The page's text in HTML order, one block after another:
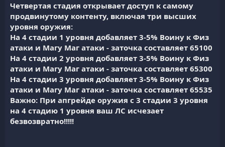
Четвертая стадия открывает доступ к самому
продвинутому контенту, включая три высших
уровня оружия:
На 4 стадии 1 уровня добавляет 3-5% Воину к Физ
атаки и Магу Маг атаки - заточка составляет 65100
На 4 стадии 2 уровня добавляет 3-5% Воину к Физ
атаки и Магу Маг атаки - заточка составляет 65300
На 4 стадии 3 уровня добавляет 3-5% Воину к Физ
атаки и Магу Маг атаки - заточка составляет 65535
Важно: При апгрейде оружия с 3 стадии 3 уровня
на 4 стадию 1 уровня ваш ЛС исчезает
безвозвратно!!!!!